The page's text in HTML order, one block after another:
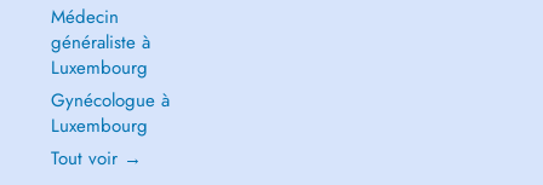
Médecin
généraliste à
Luxembourg
Gynécologue à
Luxembourg
Tout voir →